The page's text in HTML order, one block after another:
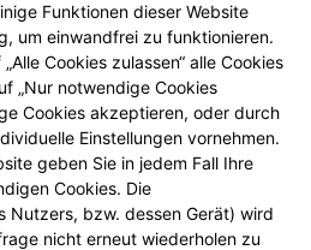
Kontakt
Impressum
Barrierefreiheit
Funktionen dieser Website
um einwandfrei zu funktionieren.
Cookies zulassen“ alle Cookies
„Nur notwendige Cookies
Cookies akzeptieren, oder durch
Einstellungen vornehmen.
geben Sie in jedem Fall Ihre
Cookies. Die
Nutzers, bzw. dessen Gerät) wird
nicht erneut wiederholen zu